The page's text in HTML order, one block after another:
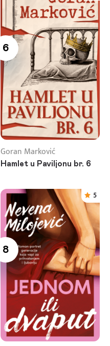
6
Goran Marković
Hamlet u Paviljonu br. 6
8
5